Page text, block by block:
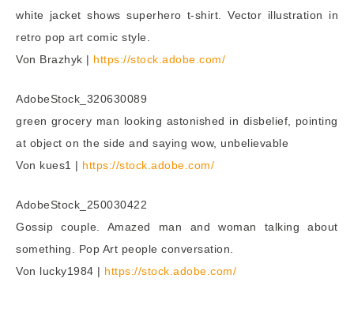
white jacket shows superhero t-shirt. Vector illustration in
retro pop art comic style.
Von Brazhyk | https://stock.adobe.com/
AdobeStock_320630089
green grocery man looking astonished in disbelief, pointing
at object on the side and saying wow, unbelievable
Von kues1 | https://stock.adobe.com/
AdobeStock_250030422
Gossip couple. Amazed man and woman talking about
something. Pop Art people conversation.
Von lucky1984 | https://stock.adobe.com/